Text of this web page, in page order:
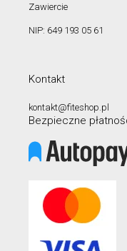
Zawiercie
NIP: 649 193 05 61
Kontakt
kontakt@fiteshop.pl
Bezpieczne